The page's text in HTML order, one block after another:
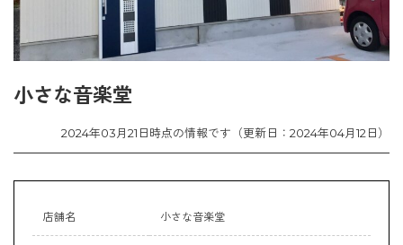
小さな音楽堂
2024年03月21日時点の情報です（更新日：2024年04月12日）
店舗名 小さな音楽堂